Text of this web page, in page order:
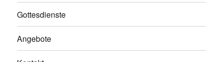
Gottesdienste
Angebote